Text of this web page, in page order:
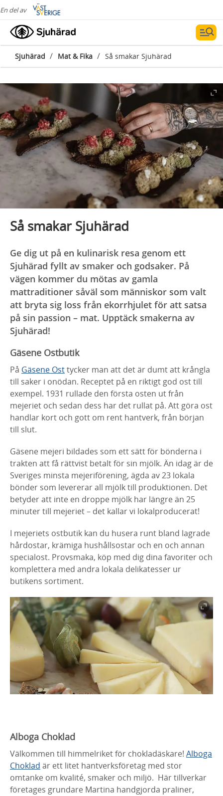
En del av
Sjuhärad / Mat & Fika / Så smakar Sjuhärad
Så smakar Sjuhärad
Ge dig ut på en kulinarisk resa genom ett
Sjuhärad fyllt av smaker och godsaker. På
vägen kommer du mötas av gamla
mattraditioner såväl som människor som valt
att bryta sig loss från ekorrhjulet för att satsa
på sin passion – mat. Upptäck smakerna av
Sjuhärad!
Gäsene Ostbutik
På Gäsene Osttycker man att det är dumt att krångla
till saker i onödan. Receptet på en riktigt god ost till
exempel. 1931 rullade den första osten ut från
mejeriet och sedan dess har det rullat på. Att göra ost
handlar kort och gott om rent hantverk, från början
till slut.
Gäsene mejeri bildades som ett sätt för bönderna i
trakten att få rättvist betalt för sin mjölk. Än idag är de
Sveriges minsta mejeriförening, ägda av 23 lokala
bönder som levererar all mjölk till produktionen. Det
betyder att inte en droppe mjölk har längre än 25
minuter till mejeriet – det kallar vi lokalproducerat!
I mejeriets ostbutik kan du husera runt bland lagrade
hårdostar, krämiga hushållsostar och en och annan
specialost. Provsmaka, köp med dig dina favoriter och
komplettera med andra lokala delikatesser ur
butikens sortiment.
Alboga Choklad
Välkommen till himmelriket för chokladäskare! Alboga
Choklad är ett litet hantverksföretag med stor
omtanke om kvalité, smaker och miljö. Här tillverkar
företages grundare Martina handgjorda praliner,